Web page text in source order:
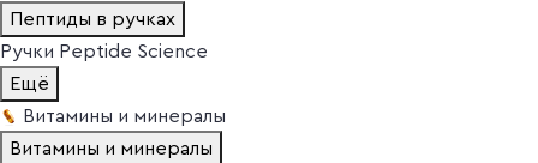
Пептиды в ручках
Ручки Peptide Science
Ещё
Витамины и минералы
Витамины и минералы